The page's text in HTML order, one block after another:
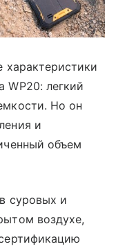
характеристики
WP20: легкий
Но он
и
объем
суровых и
воздухе,